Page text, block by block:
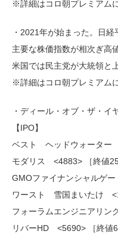
※詳細はコロ朝プレミアム
・2021年が始まった。日
主要な株価指数が相次ぎ高
米国では民主党が大統領と
※詳細はコロ朝プレミアム
・ディール・オブ・ザ・イ
【IPO】
ベスト ヘッドウォーター
モダリス <4883> ［終値
GMOファイナンシャルゲ
ワースト 雪国まいたけ
フォーラムエンジニアリ
リバーHD <5690> ［終値